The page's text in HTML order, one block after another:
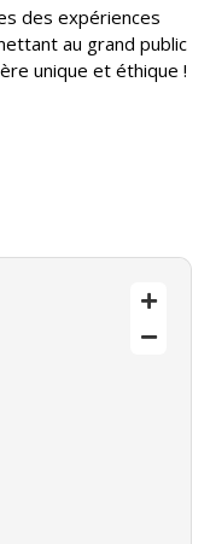
des expériences
au grand public
unique et éthique !